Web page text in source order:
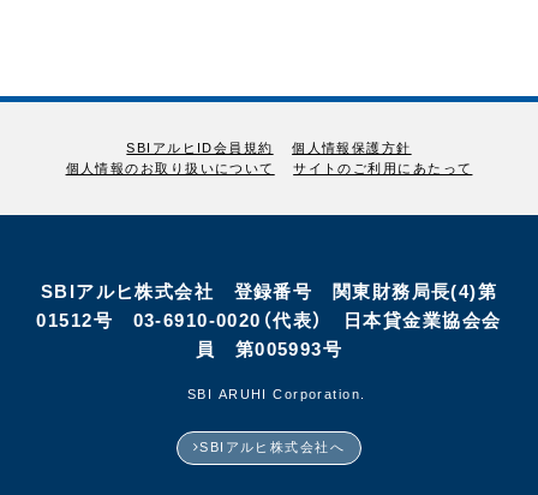
SBIアルヒID会員規約
個人情報保護方針
個人情報のお取り扱いについて
サイトのご利用にあたって
SBIアルヒ株式会社 登録番号 関東財務局長(4)第
01512号 03-6910-0020（代表） 日本貸金業協会会
員 第005993号
©SBI ARUHI Corporation.
SBIアルヒ株式会社へ